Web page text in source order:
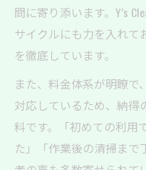
問に寄り添います。Y’s
サイクルにも力を入れて
を徹底しています。
また、料金体系が明瞭で
対応しているため、納得
料です。「初めての利用
た」「作業後の清掃まで